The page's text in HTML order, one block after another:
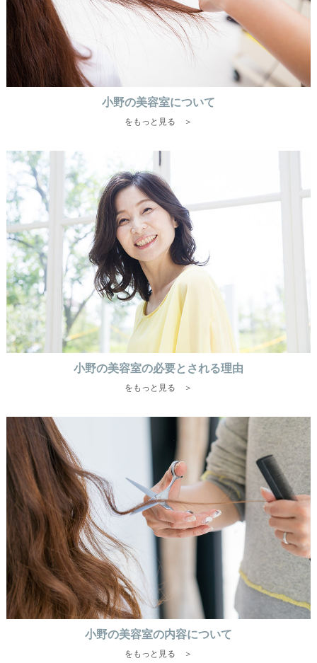
小野の美容室について
をもっと見る ＞
小野の美容室の必要とされる理由
をもっと見る ＞
小野の美容室の内容について
をもっと見る ＞